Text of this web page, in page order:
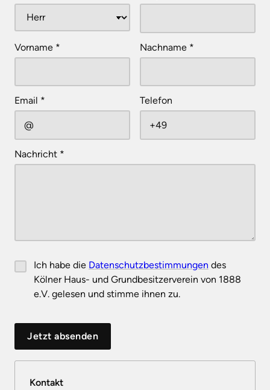
Vorname * Nachname *
Email * Telefon
Nachricht *
Ich habe die Datenschutzbestimmungen des
Kölner Haus- und Grundbesitzerverein von 1888
e.V. gelesen und stimme ihnen zu.
Jetzt absenden
Kontakt